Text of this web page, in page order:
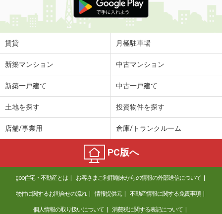
価 格
5万円
住 所
千葉県市川市柏井町２丁目
専有面積
千葉県柏市今谷上町
千葉県松戸市松戸
5.80万円
住 所
千葉県松戸市松戸
専有面積 17.58m²
間取り
1K
千葉県千葉市中央区椿森１
賃貸 月極駐車場
新築マンション 中古マンション
新築一戸建て 中古一戸建て
土地を探す 投資物件を探す
店舗/事業用 倉庫/トランクルーム
PC版へ
goo住宅・不動産とは お客さまご利用端末からの情報の外部送信について
物件に関するお問合せの流れ 情報提供元 不動産情報に関する免責事項
個人情報の取り扱いについて 消費税に関する表記について